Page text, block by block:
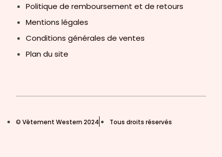
Politique de remboursement et de retours
Mentions légales
Conditions générales de ventes
Plan du site
© Vêtement Western 2024 Tous droits réservés